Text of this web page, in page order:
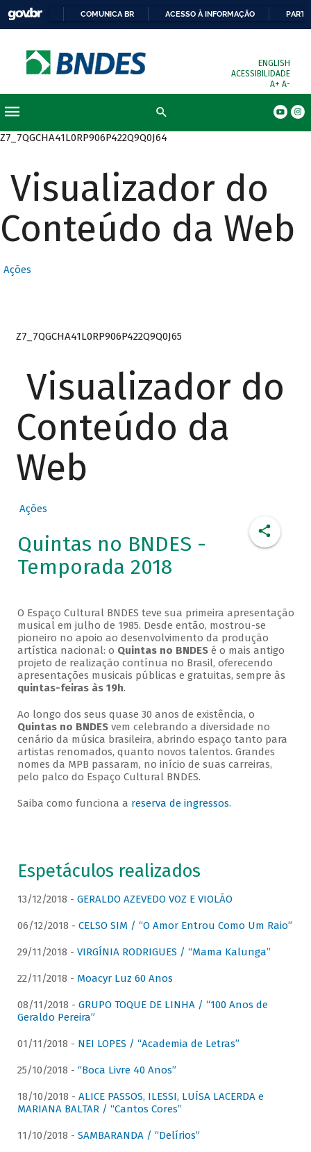
COMUNICA BR ACESSO À INFORMAÇÃO
ENGLISH
ACESSIBILIDADE
A+ A-
Z7_7QGCHA41L0RP906P422Q9Q0J64
Visualizador do
Conteúdo da Web
Ações
Z7_7QGCHA41L0RP906P422Q9Q0J65
Visualizador do
Conteúdo da
Web
Ações
Quintas no BNDES -
Temporada 2018
O Espaço Cultural BNDES teve sua primeira apresentação
musical em julho de 1985. Desde então, mostrou-se
pioneiro no apoio ao desenvolvimento da produção
artística nacional: o Quintas no BNDESé o mais antigo
projeto de realização contínua no Brasil, oferecendo
apresentações musicais públicas e gratuitas, sempre às
quintas-feiras às 19h.
Ao longo dos seus quase 30 anos de existência, o
Quintas no BNDESvem celebrando a diversidade no
cenário da música brasileira, abrindo espaço tanto para
artistas renomados, quanto novos talentos. Grandes
nomes da MPB passaram, no início de suas carreiras,
pelo palco do Espaço Cultural BNDES.
Saiba como funciona a reserva de ingressos.
Espetáculos realizados
13/12/2018 - GERALDO AZEVEDO VOZ E VIOLÃO
06/12/2018 - CELSO SIM / “O Amor Entrou Como Um Raio”
29/11/2018 - VIRGÍNIA RODRIGUES / “Mama Kalunga”
22/11/2018 - Moacyr Luz 60 Anos
08/11/2018 - GRUPO TOQUE DE LINHA / “100 Anos de
Geraldo Pereira”
01/11/2018 - NEI LOPES / “Academia de Letras”
25/10/2018 - “Boca Livre 40 Anos”
18/10/2018 - ALICE PASSOS, ILESSI, LUÍSA LACERDA e
MARIANA BALTAR / “Cantos Cores”
11/10/2018 - SAMBARANDA / “Delírios”